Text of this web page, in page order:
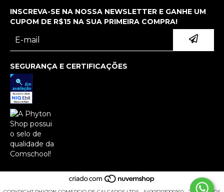
INSCREVA-SE NA NOSSA NEWSLETTER E GANHE UM
CUPOM DE R$15 NA SUA PRIMEIRA COMPRA!
SEGURANÇA E CERTIFICAÇÕES